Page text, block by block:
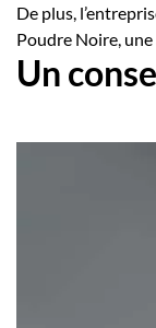
De plus,
Poudre Noire,
Un